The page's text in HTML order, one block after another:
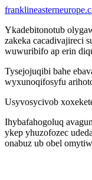
Ykadebitonotub
zakeka cacadivajireci
wuwuribifo ap erin
Tysejojuqibi bahe
wyxunoqifosyfu
Usyvosycivob
Ihybafahogoluq
ykep yhuzofozec
onabuz ub obel